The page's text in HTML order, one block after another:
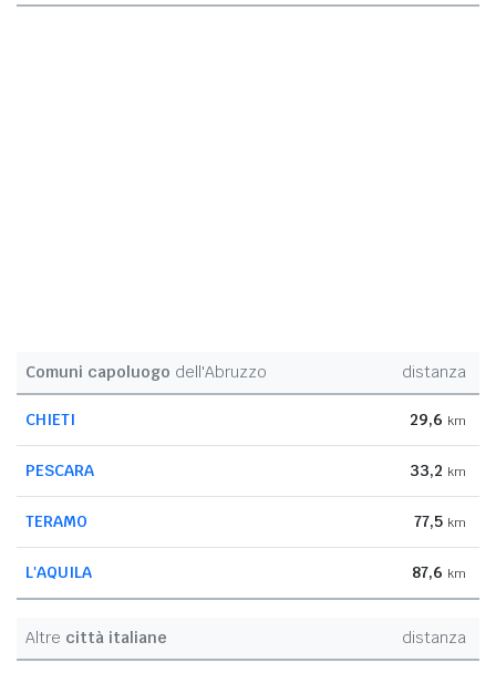
Comuni capoluogo dell'Abruzzo distanza
CHIETI 29,6 km
PESCARA 33,2 km
TERAMO 77,5 km
L'AQUILA 87,6 km
Altre città italiane distanza